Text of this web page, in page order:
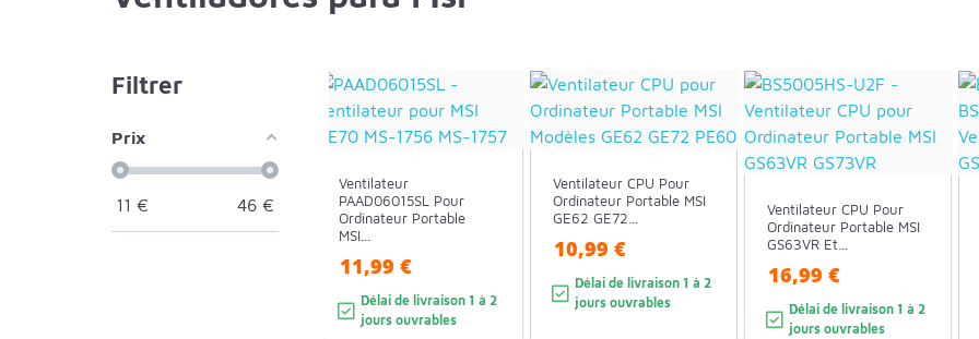
Filtrer
Prix
11 € 46€
Ventilateur
PAAD06015SL Pour
Ordinateur Portable
MSI...
11,99 €
Délai de livraison 1 à 2
jours ouvrables
Ventilateur CPU Pour
Ordinateur Portable MSI
GE62 GE72...
10,99 €
Délai de livraison 1 à 2
jours ouvrables
Ventilateur CPU Pour
Ordinateur Portable MSI
GS63VR Et...
16,99 €
Délai de livraison 1 à 2
jours ouvrables